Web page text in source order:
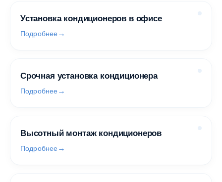
Установка кондиционеров в офисе
Подробнее
Срочная установка кондиционера
Подробнее
Высотный монтаж кондиционеров
Подробнее